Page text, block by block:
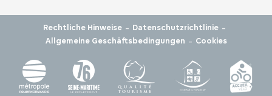
Rechtliche Hinweise - Datenschutzrichtlinie -
Allgemeine Geschäftsbedingungen - Cookies